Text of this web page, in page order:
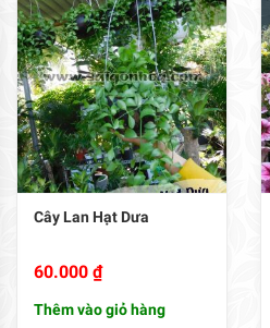
Cây Lan Hạt Dưa
60.000 ₫
Thêm vào giỏ hàng